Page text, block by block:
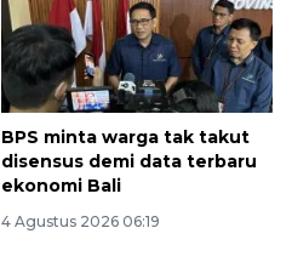
BPS minta warga tak takut
disensus demi data terbaru
ekonomi Bali
4 Agustus 2026 06:19